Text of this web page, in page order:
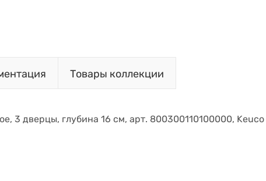
Товары коллекции
3 дверцы, глубина 16 см, арт. 800300110100000, Keuco